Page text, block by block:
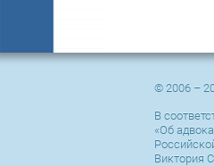
© 2006 –
В
«Об
Виктория